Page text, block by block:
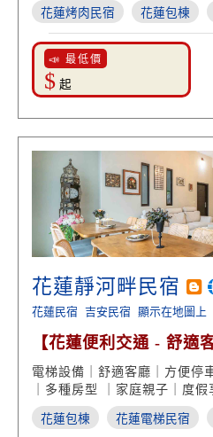
花蓮烤肉民宿 花蓮包棟
📣 最低價
$ 起
花蓮靜河畔民宿
花蓮民宿 吉安民宿 顯示在地圖上
【花蓮便利交通 - 舒適
型】
電梯設備｜舒適客廳｜方便停
｜多種房型 ｜家庭親子｜度
花蓮包棟 花蓮電梯民宿